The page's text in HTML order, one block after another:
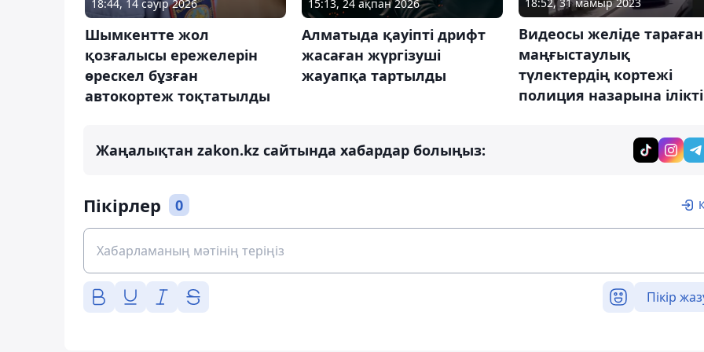
18:44, 14 сәуір 2026
Шымкентте жол
қозғалысы ережелерін
өрескел бұзған
автокортеж тоқтатылды
15:13, 24 ақпан 2026
Алматыда қауіпті дрифт
жасаған жүргізуші
жауапқа тартылды
18:52, 31 мамыр 2023
Видеосы желіде тараған
маңғыстаулық
түлектердің кортежі
полиция назарына ілікті
Жаңалықтан zakon.kz сайтында хабардар болыңыз:
Пікірлер 0
Пікір